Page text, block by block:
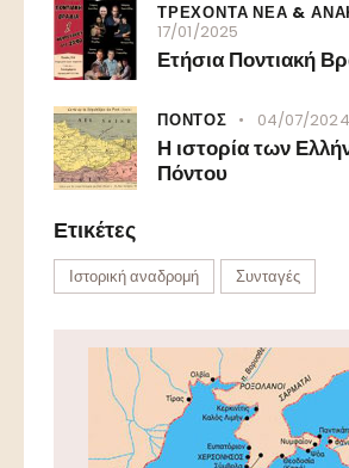
ΤΡΕΧΟΝΤΑ ΝΕΑ &
17/01/2025
Ετήσια Ποντιακή
ΠΟΝΤΟΣ 04/07/2024
Η ιστορία των
Πόντου
Ετικέτες
Ιστορική αναδρομή Συνταγές